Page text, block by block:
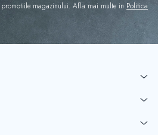
magazinului. Afla mai multe in Politica